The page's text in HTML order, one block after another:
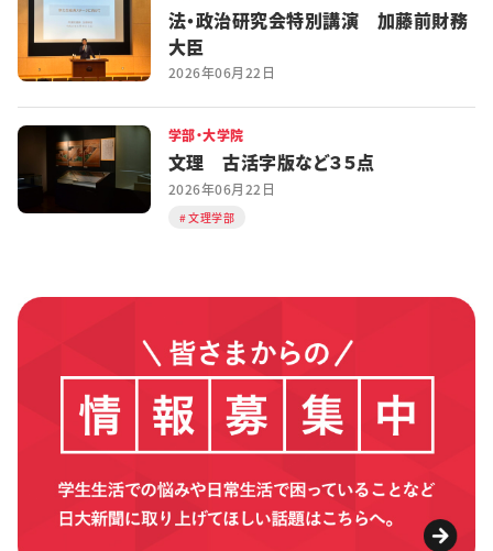
法・政治研究会特別講演 加藤前財務
大臣
2026年06月22日
学部・大学院
文理 古活字版など３５点
2026年06月22日
文理学部